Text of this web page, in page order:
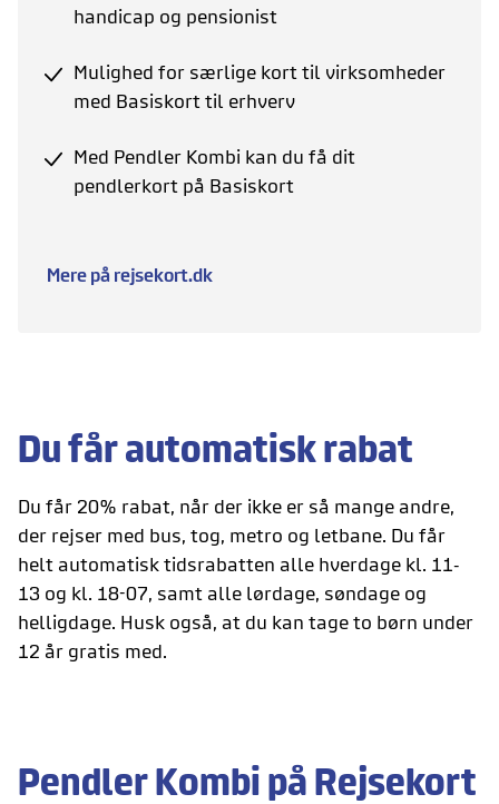
handicap og pensionist
Mulighed for særlige kort til virksomheder
med Basiskort til erhverv
Med Pendler Kombi kan du få dit
pendlerkort på Basiskort
Mere på rejsekort.dk
Du får automatisk rabat
Du får 20% rabat, når der ikke er så mange andre,
der rejser med bus, tog, metro og letbane. Du får
helt automatisk tidsrabatten alle hverdage kl. 11-
13 og kl. 18-07, samt alle lørdage, søndage og
helligdage. Husk også, at du kan tage to børn under
12 år gratis med.
Pendler Kombi på Rejsekort